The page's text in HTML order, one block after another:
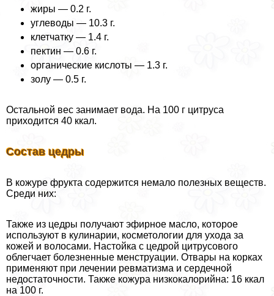
жиры — 0.2 г.
углеводы — 10.3 г.
клетчатку — 1.4 г.
пектин — 0.6 г.
органические кислоты — 1.3 г.
золу — 0.5 г.
Остальной вес занимает вода. На 100 г цитруса
приходится 40 ккал.
Состав цедры
В кожуре фрукта содержится немало полезных веществ.
Среди них:
Также из цедры получают эфирное масло, которое
используют в кулинарии, косметологии для ухода за
кожей и волосами. Настойка с цедрой цитрусового
облегчает болезненные мeнcтpуации. Отвары на корках
применяют при лечении ревматизма и сердечной
недостаточности. Также кожура низкокалорийна: 16 ккал
на 100 г.